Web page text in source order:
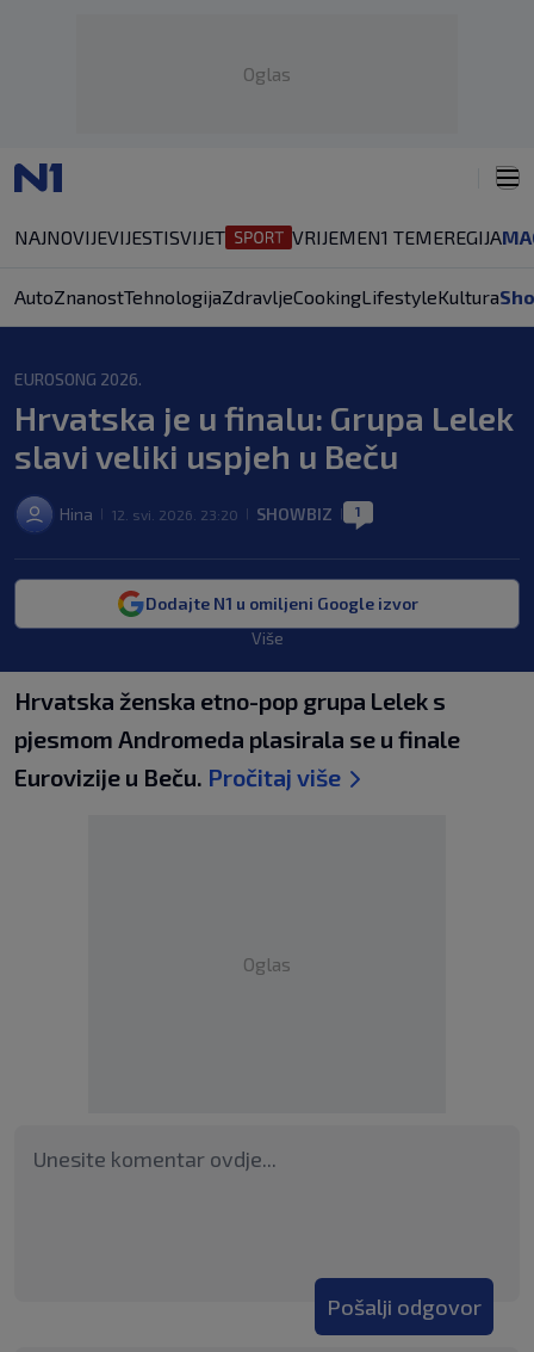
Oglas
NAJNOVIJEVIJESTISVIJET VRIJEMEN1 TEMEREGIJA
AutoZnanostTehnologijaZdravljeCookingLifestyleKultura
EUROSONG 2026.
Hrvatska je u finalu: Grupa Lelek
slavi veliki uspjeh u Beču
Hina 12. svi. 2026. 23:20 SHOWBIZ 1
Dodajte N1 u omiljeni Google izvor
Više
Hrvatska ženska etno-pop grupa Lelek s
pjesmom Andromeda plasirala se u finale
Eurovizije u Beču. Pročitaj više
Oglas
Pošalji odgovor